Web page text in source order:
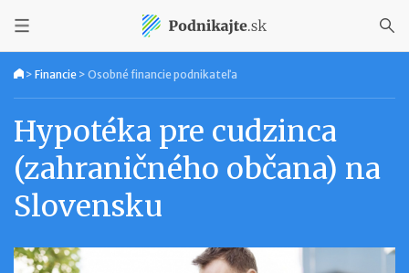
> Financie > Osobné financie podnikateľa
Hypotéka pre cudzinca
(zahraničného občana) na
Slovensku